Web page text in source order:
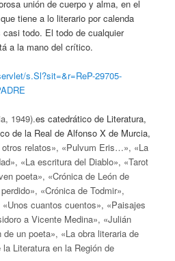
unión de cuerpo y alma, en el
tiene a lo literario por calenda
todo. El todo de cualquier
a la mano del crítico.
s.Sl?sit=&r=ReP-29705-
1949).es catedrático de Literatura,
de la Real de Alfonso X de Murcia,
relatos», «Pulvum Eris…», «La
«La escritura del Diablo», «Tarot
poeta», «Crónica de León de
«Crónica de Todmir»,
cuantos cuentos», «Paisajes
a Vicente Medina», «Julián
un poeta», «La obra literaria de
Literatura en la Región de